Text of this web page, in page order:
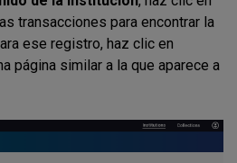
transacciones para encontrar la
ese registro, haz clic en
página similar a la que aparece a